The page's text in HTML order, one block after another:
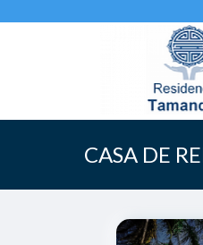
CASA DE